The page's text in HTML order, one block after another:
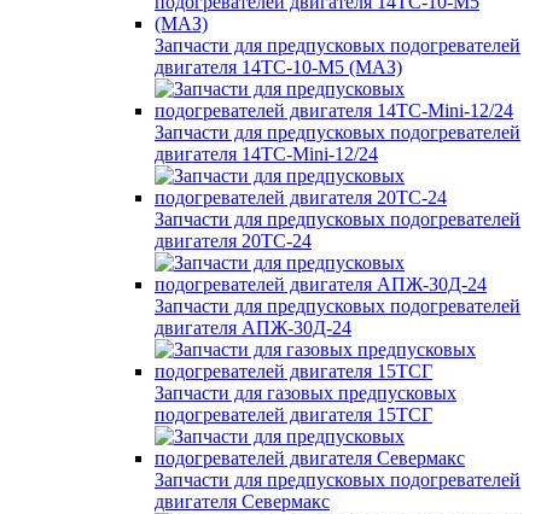
Запчасти для предпусковых подогревателей
двигателя 14ТС-10-М5 (МАЗ)
Запчасти для предпусковых подогревателей
двигателя 14ТС-Mini-12/24
Запчасти для предпусковых подогревателей
двигателя 20ТС-24
Запчасти для предпусковых подогревателей
двигателя АПЖ-30Д-24
Запчасти для газовых предпусковых
подогревателей двигателя 15ТСГ
Запчасти для предпусковых подогревателей
двигателя Севермакс